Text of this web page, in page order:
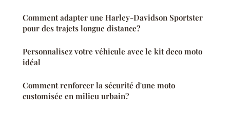
Comment adapter une Harley-Davidson Sportster
pour des trajets longue distance?
Personnalisez votre véhicule avec le kit deco moto
idéal
Comment renforcer la sécurité d'une moto
customisée en milieu urbain?